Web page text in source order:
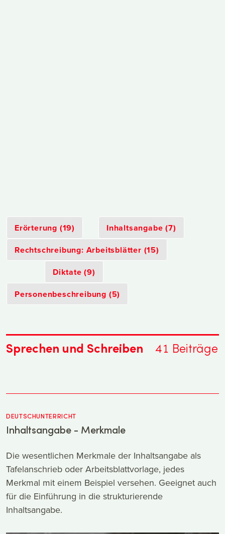
Erörterung (19)
Inhaltsangabe (7)
Rechtschreibung: Arbeitsblätter (15)
Diktate (9)
Personenbeschreibung (5)
Sprechen und Schreiben 41 Beiträge
DEUTSCHUNTERRICHT
Inhaltsangabe - Merkmale
Die wesentlichen Merkmale der Inhaltsangabe als
Tafelanschrieb oder Arbeitsblattvorlage, jedes
Merkmal mit einem Beispiel versehen. Geeignet auch
für die Einführung in die strukturierende
Inhaltsangabe.